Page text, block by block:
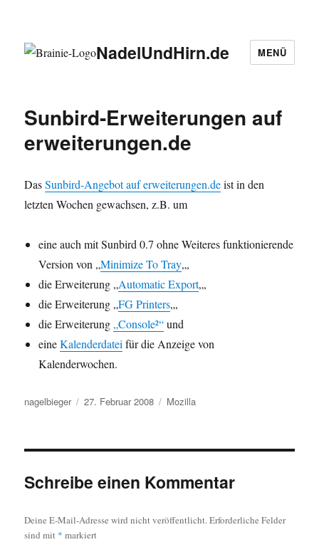
NadelUndHirn.de MENÜ
Sunbird-Erweiterungen auf
erweiterungen.de
DasSunbird-Angebot auf erweiterungen.deist in den
letzten Wochen gewachsen, z.B. um
eine auch mit Sunbird 0.7 ohne Weiteres funktionierende
Version von „Minimize To Tray„,
die Erweiterung „Automatic Export„,
die Erweiterung „FG Printers„,
die Erweiterung „Console²“und
eineKalenderdatei für die Anzeige von
Kalenderwochen.
Autor
nagelbieger
Veröffentlicht
27. Februar 2008 Kategorien
Mozilla
Schreibe einen Kommentar
Deine E-Mail-Adresse wird nicht veröffentlicht.Erforderliche Felder
sind mit * markiert